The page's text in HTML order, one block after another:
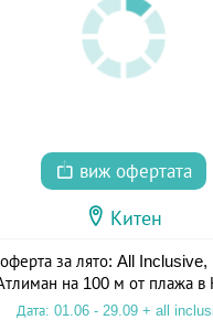
виж офертата
Китен
за лято: All Inclusive,
на 100 м от плажа в
Дата: 01.06 - 29.09 + all